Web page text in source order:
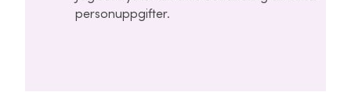
personuppgifter.